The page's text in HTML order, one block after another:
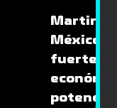
Martin
México:
fuerte